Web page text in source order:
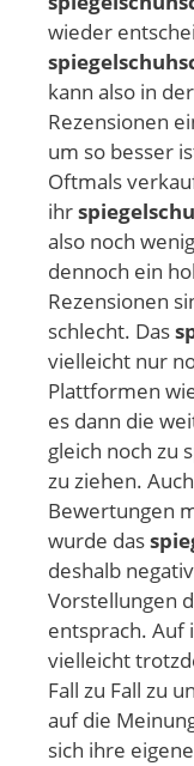
wieder
kann also in
Rezensionen
um so besser
Oftmals
ihr
also noch
dennoch ein
Rezensionen
schlecht. Das
vielleicht nur
Plattformen
es dann die
gleich noch zu
zu ziehen.
Bewertungen
wurde das
deshalb
Vorstellungen
entsprach. Auf
vielleicht
Fall zu Fall zu
auf die
sich ihre